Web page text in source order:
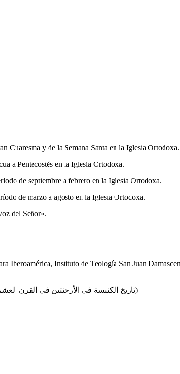
Cuaresma y de la Semana Santa en la Iglesia Ortodoxa.
a Pentecostés en la Iglesia Ortodoxa.
de septiembre a febrero en la Iglesia Ortodoxa.
de marzo a agosto en la Iglesia Ortodoxa.
del Señor«.
Iberoamérica, Instituto de Teología San Juan
(تاريخ الكنيسة في الأرجنتين في القرن العشرين)